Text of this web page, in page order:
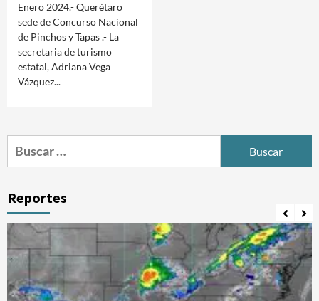
Enero 2024.- Querétaro
sede de Concurso Nacional
de Pinchos y Tapas .- La
secretaria de turismo
estatal, Adriana Vega
Vázquez...
Buscar:
Reportes